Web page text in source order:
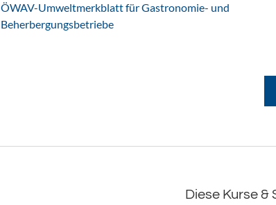
ÖWAV-Umweltmerkblatt für Gastronomie- und
Beherbergungsbetriebe
Diese Kurse